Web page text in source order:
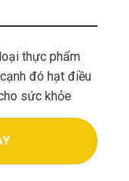
thực phẩm
đó hạt điều
sức khỏe